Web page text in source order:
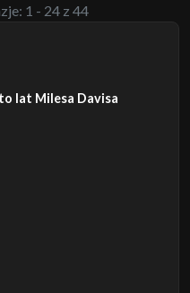
1 - 24 z 44
lat Milesa Davisa